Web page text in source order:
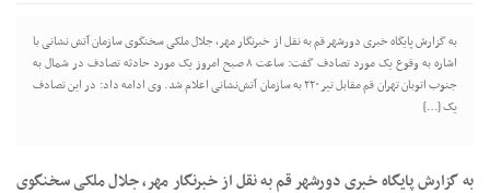
به گزارش پایگاه خبری دورشهر قم به نقل از خبرنگار مهر، جلال ملکی سخنگوی سازمان آتش نشانی با
اشاره به وقوع یک مورد تصادف گفت: ساعت ۸ صبح امروز یک مورد حادثه تصادف در شمال به
جنوب اتوبان تهران قم مقابل تیر ۲۲۰ به سازمان آتش‌نشانی اعلام شد. وی ادامه داد: در این تصادف
یک […]
به گزارش پایگاه خبری دورشهر قم به نقل از خبرنگار مهر، جلال ملکی سخنگوی